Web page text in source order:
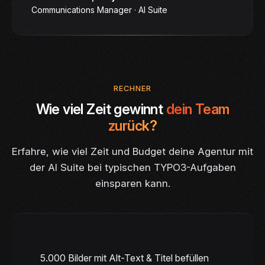
Communications Manager · AI Suite
RECHNER
Wie viel Zeit gewinnt dein Team
zurück?
Erfahre, wie viel Zeit und Budget deine Agentur mit
der AI Suite bei typischen TYPO3-Aufgaben
einsparen kann.
5.000 Bilder mit Alt-Text & Titel befüllen